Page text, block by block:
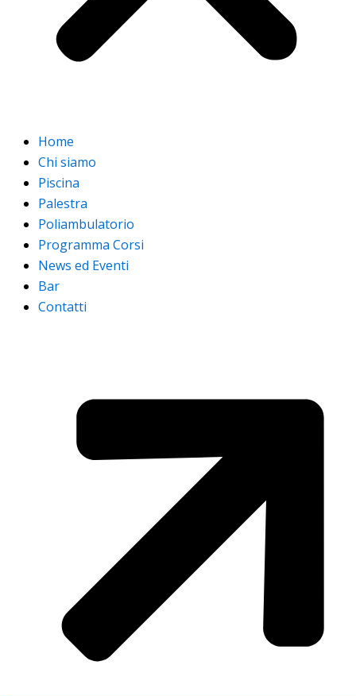
Home
Chi siamo
Piscina
Palestra
Poliambulatorio
Programma Corsi
News ed Eventi
Bar
Contatti